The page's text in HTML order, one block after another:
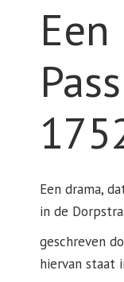
Een drama,
in de
geschreven
hiervan staat